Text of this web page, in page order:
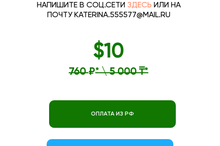
НАПИШИТЕ В СОЦ.СЕТИ ЗДЕСЬ ИЛИ НА
ПОЧТУ KATERINA.555577@MAIL.RU
ОПЛАТА ИЗ РФ
760₽* \ 5 000 ₸*
$10